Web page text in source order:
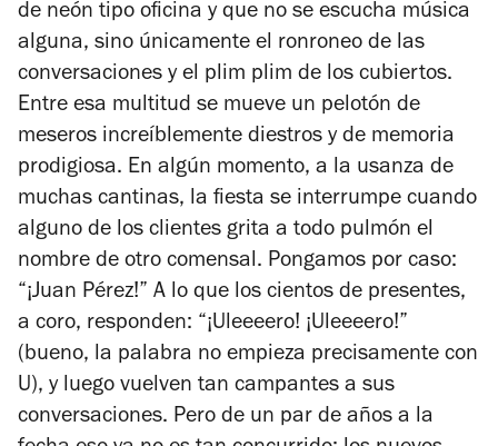
de neón tipo oficina y que no se escucha música
alguna, sino únicamente el ronroneo de las
conversaciones y el plim plim de los cubiertos.
Entre esa multitud se mueve un pelotón de
meseros increíblemente diestros y de memoria
prodigiosa. En algún momento, a la usanza de
muchas cantinas, la fiesta se interrumpe cuando
alguno de los clientes grita a todo pulmón el
nombre de otro comensal. Pongamos por caso:
“¡Juan Pérez!” A lo que los cientos de presentes,
a coro, responden: “¡Uleeeero! ¡Uleeeero!”
(bueno, la palabra no empieza precisamente con
U), y luego vuelven tan campantes a sus
conversaciones. Pero de un par de años a la